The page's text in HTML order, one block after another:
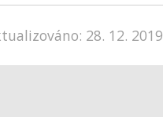
28. 12. 2019